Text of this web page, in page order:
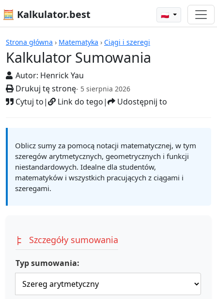
🧮 Kalkulator.best 🇵🇱
Strona główna › Matematyka › Ciągi i szeregi
Kalkulator Sumowania
Autor: Henrick Yau
Drukuj tę stronę- 5 sierpnia 2026
Cytuj to| Link do tego| Udostępnij to
Kalkulatory
Oblicz sumy za pomocą notacji matematycznej, w tym
szeregów arytmetycznych, geometrycznych i funkcji
niestandardowych. Idealne dla studentów,
matematyków i wszystkich pracujących z ciągami i
szeregami.
Szczegóły sumowania
Typ sumowania: